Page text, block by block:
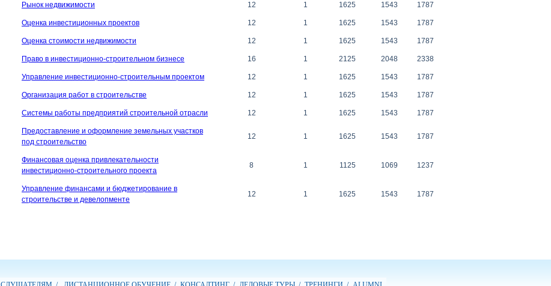
Рынок недвижимости 12 1 1625 1543 1787
Оценка инвестиционных проектов 12 1 1625 1543 1787
Оценка стоимости недвижимости 12 1 1625 1543 1787
Право в инвестиционно-строительном бизнесе 16 1 2125 2048 2338
Управление инвестиционно-строительным проектом 12 1 1625 1543 1787
Организация работ в строительстве 12 1 1625 1543 1787
Системы работы предприятий строительной отрасли 12 1 1625 1543 1787
Предоставление и оформление земельных участков
под строительство
12 1 1625 1543 1787
Финансовая оценка привлекательности
инвестиционно-строительного проекта
8 1 1125 1069 1237
Управление финансами и бюджетирование в
строительстве и девелопменте
12 1 1625 1543 1787